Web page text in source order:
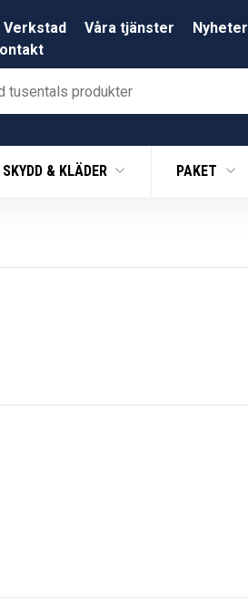
Verkstad Våra tjänster Nyheter
SKYDD & KLÄDER PAKET